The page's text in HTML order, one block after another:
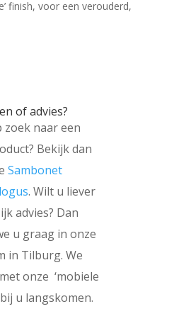
finish, voor een verouderd,
of advies?
zoek naar een
Bekijk dan
Sambonet
. Wilt u liever
advies? Dan
u graag in onze
in Tilburg. We
onze ‘mobiele
u langskomen.